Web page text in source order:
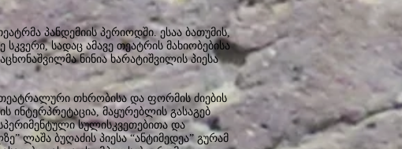
პანდემიის პერიოდში. ესაა ბათუმის,
სადაც ამავე თეატრის მახიობებისა
ნინია ხარატიშვილის პიესა
თხრობისა და ფორმის ძიების
ინტერპრეტაცია, მაყურებლის გასაგებ
სულისკვეთებითა და
ლაშა ბუღაძის პიესა “ანტიმედეა” გურამ